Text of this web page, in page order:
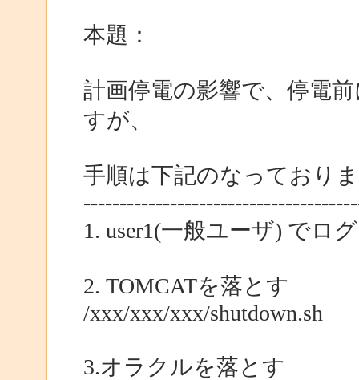
本題：
計画停電の影響で、停電
すが、
手順は下記のなっており
1. user1(一般ユーザ) でロ
2. TOMCATを落とす
/xxx/xxx/xxx/shutdown.sh
3.オラクルを落とす